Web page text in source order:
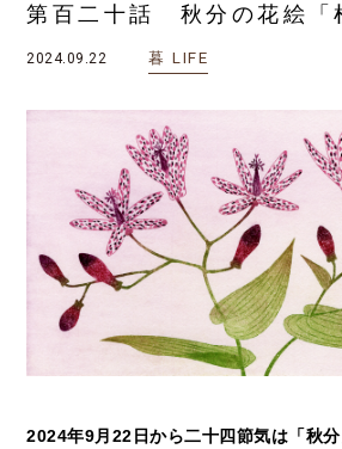
第百二十話 秋分の花絵「
2024.09.22 暮 LIFE
2024年9月22日から二十四節気は「秋分